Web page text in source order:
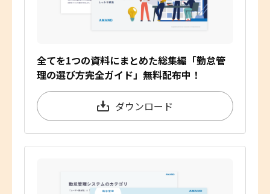
全てを1つの資料にまとめた総集編「勤怠管
理の選び方完全ガイド」無料配布中！
ダウンロード